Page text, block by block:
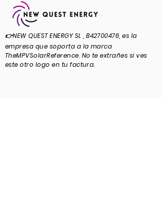
👉NEW QUEST ENERGY SL , B42700476, es la
empresa que soporta a la marca
TheMPVSolarReference. No te extrañes si ves
este otro logo en tu factura.